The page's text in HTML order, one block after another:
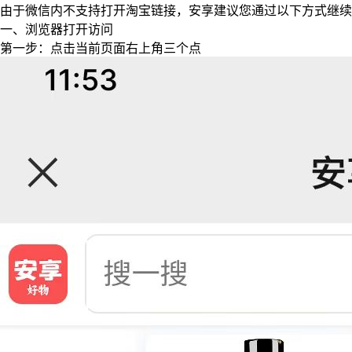
由于微信内不支持打开淘宝链接，安享建议您通过以下方式继
一、浏览器打开访问
第一步：点击当前页面右上角三个点